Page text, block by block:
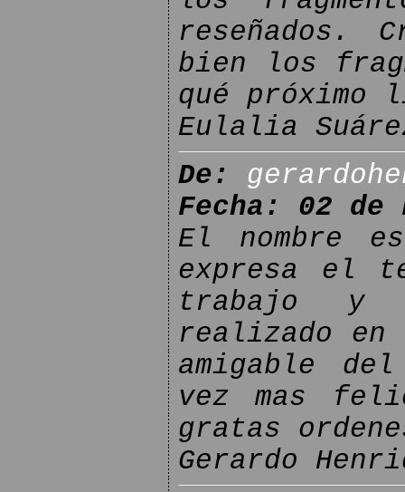
reseñados.
bien los
qué
Eulalia
De:
Fecha: 02 de
El nombre
expresa el
trabajo y
realizado
amigable
vez mas
gratas
Gerardo